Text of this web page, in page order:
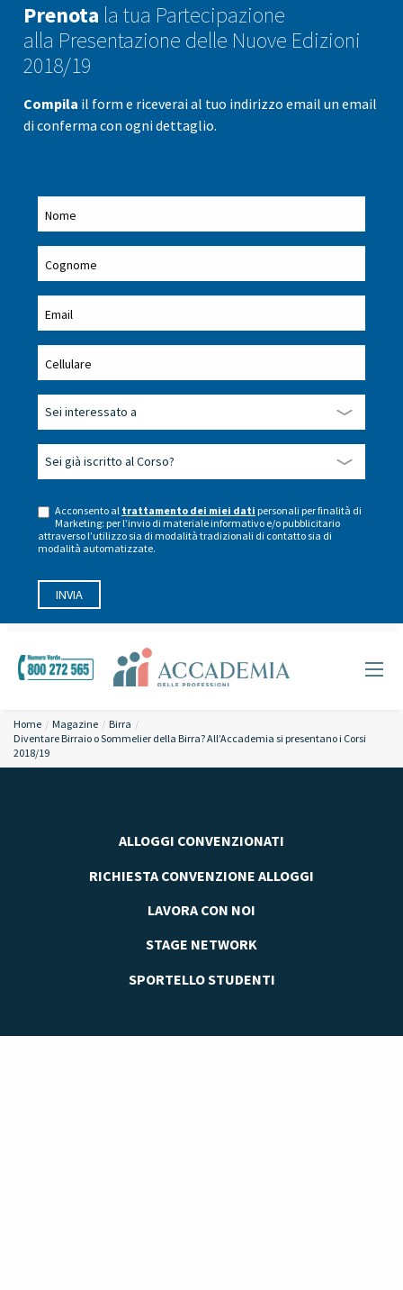
Home Magazine
Birra
Diventare Birraio o Sommelier della Birra? All’Accademia si presentano i Corsi
2018/19
Prenota la tua Partecipazione
alla Presentazione delle Nuove Edizioni
2018/19
Compila il form e riceverai al tuo indirizzo email un email
di conferma con ogni dettaglio.
Acconsento al trattamento dei miei dati personali per finalità di
Marketing: per l’invio di materiale informativo e/o pubblicitario
attraverso l’utilizzo sia di modalità tradizionali di contatto sia di
modalità automatizzate.
ALLOGGI CONVENZIONATI
RICHIESTA CONVENZIONE ALLOGGI
LAVORA CON NOI
STAGE NETWORK
SPORTELLO STUDENTI